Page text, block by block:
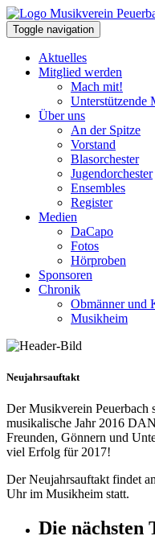
Toggle navigation
Aktuelles
Mitglied werden
Mach mit!
Unterstützende
Über uns
An der Spitze
Vorstand
Blasorchester
Jugendorchester
Ensembles
Register
Medien
DaCapo
Fotos
Hörproben
Sponsoren
Chronik
Obmänner und
Musikheim
Neujahrsauftakt
Der Musikverein Peuerbach
musikalische Jahr 2016
Freunden, Gönnern und
viel Erfolg für 2017!
Der Neujahrsauftakt findet
Uhr im Musikheim statt.
Die nächsten